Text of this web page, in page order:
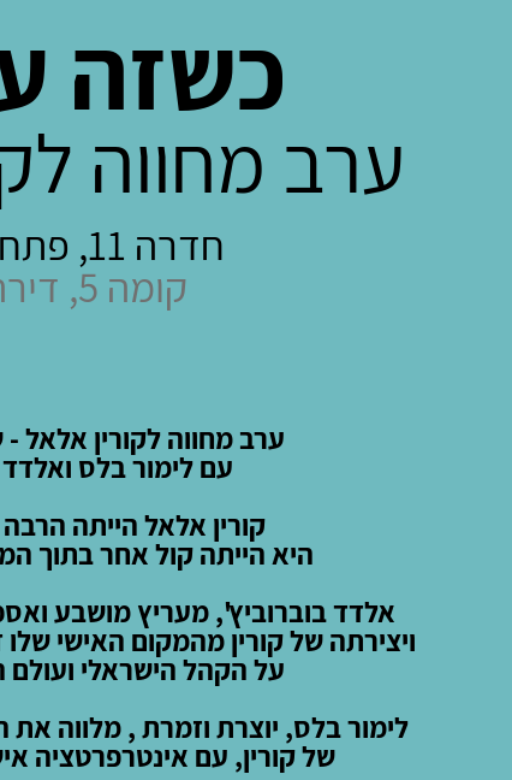
כשזה
ערב מחווה
חדרה 11, פתח תקווה
קומה 5, דירה 18
ערב מחווה לקורין אלאל -
עם לימור בלס ואלדד
קורין אלאל הייתה
היא הייתה קול אחר בתוך
אלדד בוברוביץ', מעריץ מושבע
ויצירתה של קורין מהמקום האישי
על הקהל הישראלי ועולם
לימור בלס, יוצרת וזמרת , מלווה את
של קורין, עם אינטרפרטציה